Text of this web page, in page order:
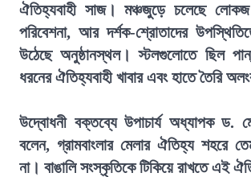
ঐতিহ্যবাহী সাজ। মঞ্চজুড়ে চলেছে
পরিবেশনা, আর দর্শক-শ্রোতাদের
উঠেছে অনুষ্ঠানস্থল। স্টলগুলোতে ছিল
ধরনের ঐতিহ্যবাহী খাবার এবং হাতে তৈরি
উদ্বোধনী বক্তব্যে উপাচার্য অধ্যাপক
বলেন, গ্রামবাংলার মেলার ঐতিহ্য শহরে
না। বাঙালি সংস্কৃতিকে টিকিয়ে রাখতে এই